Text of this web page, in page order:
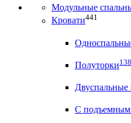
Модульные
Кровати441
Полуторки138
Двуспальные
С